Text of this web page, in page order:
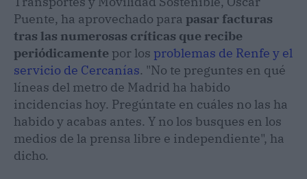
Puente, ha aprovechado para pasar facturas
tras las numerosas críticas que recibe
periódicamente por los problemas de Renfe y el
servicio de Cercanías. "No te preguntes en qué
líneas del metro de Madrid ha habido
incidencias hoy. Pregúntate en cuáles no las ha
habido y acabas antes. Y no los busques en los
medios de la prensa libre e independiente", ha
dicho.